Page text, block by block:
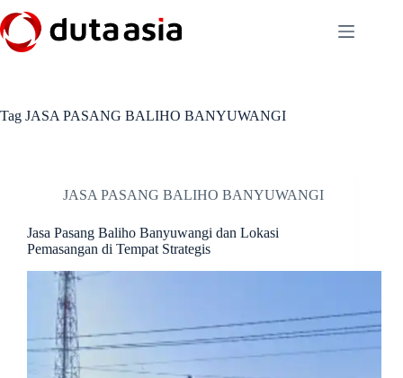
to
content
Tag JASA PASANG BALIHO BANYUWANGI
JASA PASANG BALIHO BANYUWANGI
Jasa Pasang Baliho Banyuwangi dan Lokasi
Pemasangan di Tempat Strategis